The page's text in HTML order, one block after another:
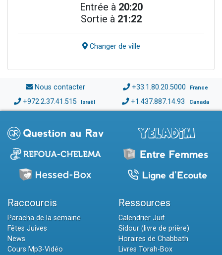
Entrée à 20:20
Sortie à 21:22
Changer de ville
Nous contacter +33.1.80.20.5000 France
+972.2.37.41.515 Israël +1.437.887.14.93 Canada
Raccourcis
Paracha de la semaine
Fêtes Juives
News
Cours Mp3-Vidéo
Ressources
Calendrier Juif
Sidour (livre de prière)
Horaires de Chabbath
Livres Torah-Box